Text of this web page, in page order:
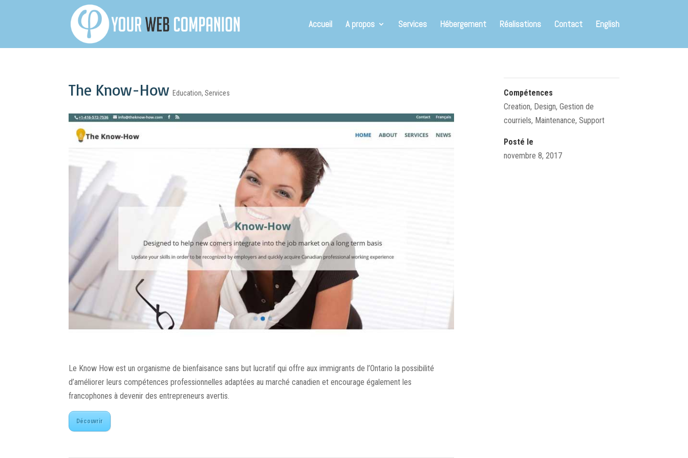
Accueil A propos Services Hébergement Réalisations Contact English
The Know-How Education,Services
Le Know How est un organisme de bienfaisance sans but lucratif qui offre aux immigrants de l’Ontario la possibilité
d’améliorer leurs compétences professionnelles adaptées au marché canadien et encourage également les
francophones à devenir des entrepreneurs avertis.
Découvrir
Compétences
Creation, Design, Gestion de
courriels, Maintenance, Support
Posté le
novembre 8, 2017